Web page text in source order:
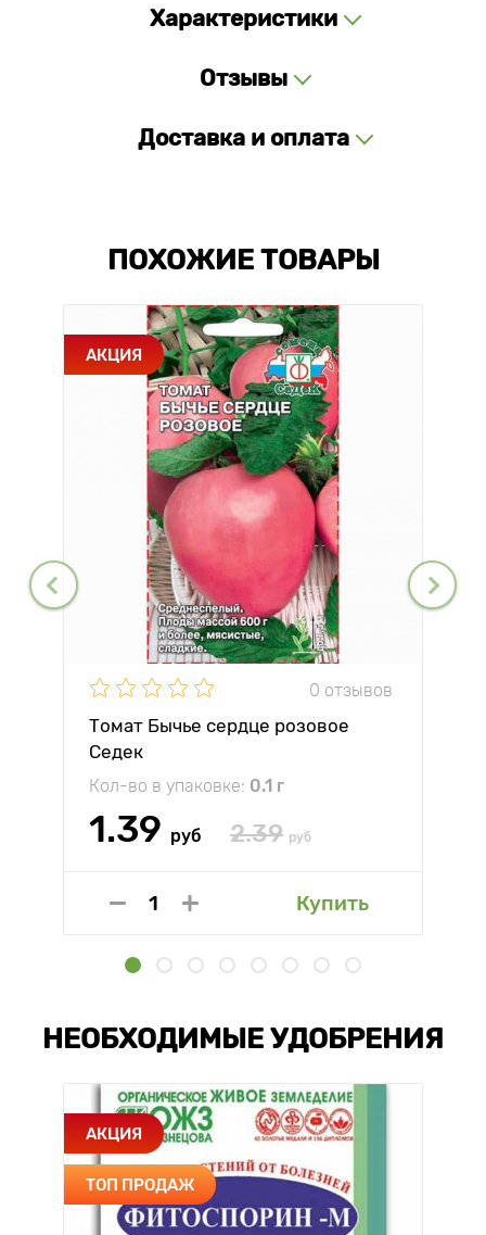
Характеристики
Отзывы
Доставка и оплата
ПОХОЖИЕ ТОВАРЫ
АКЦИЯ
0 отзывов
Томат Бычье сердце розовое
Седек
Кол-во в упаковке: 0.1 г
1.39 руб 2.39 руб
Купить
НЕОБХОДИМЫЕ УДОБРЕНИЯ
АКЦИЯ
ТОП ПРОДАЖ